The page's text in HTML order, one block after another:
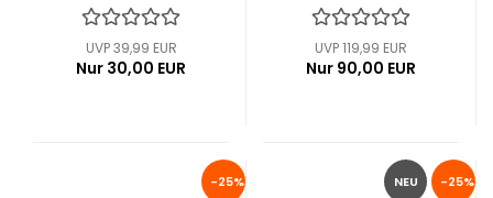
UVP 39,99 EUR
Nur 30,00 EUR
UVP 119,99 EUR
Nur 90,00 EUR
-25% NEU -25%